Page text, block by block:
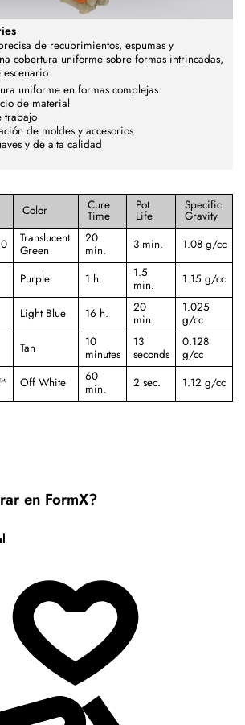
de recubrimientos, espumas y
cobertura uniforme sobre formas intrincadas,
escenario
uniforme en formas complejas
de material
trabajo
de moldes y accesorios
y de alta calidad
Color Cure
Time
Pot
Life
Specific
Gravity
Translucent
Green
20
min.
3 min. 1.08 g/cc
Purple 1 h.
1.5
min.
1.15 g/cc
Light Blue 16 h.
20
min.
1.025
g/cc
Tan
10
minutes
13
seconds
0.128
g/cc
Off White
60
min.
2 sec. 1.12 g/cc
en FormX?